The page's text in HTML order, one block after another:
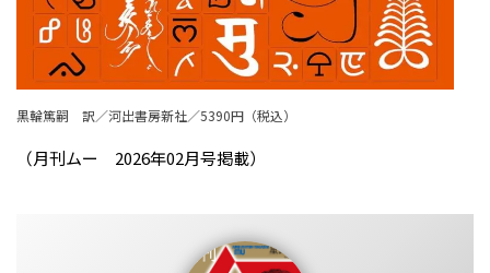
黒輪篤嗣 訳／河出書房新社／5390円（税込）
（月刊ムー 2026年02月号掲載）